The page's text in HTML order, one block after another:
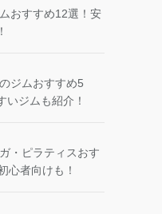
おすすめ12選！安
ジムおすすめ5
いジムも紹介！
・ピラティスおす
心者向けも！